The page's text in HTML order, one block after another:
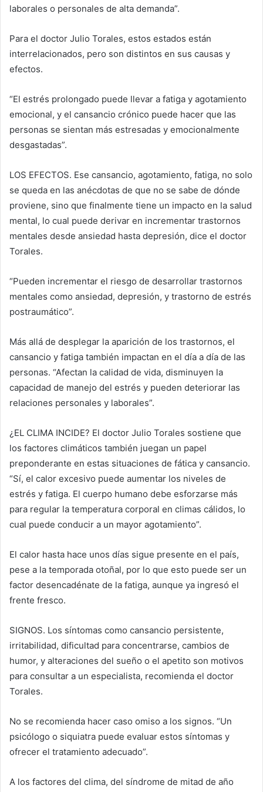
laborales o personales de alta demanda”.
Para el doctor Julio Torales, estos estados están
interrelacionados, pero son distintos en sus causas y
efectos.
“El estrés prolongado puede llevar a fatiga y agotamiento
emocional, y el cansancio crónico puede hacer que las
personas se sientan más estresadas y emocionalmente
desgastadas”.
LOS EFECTOS. Ese cansancio, agotamiento, fatiga, no solo
se queda en las anécdotas de que no se sabe de dónde
proviene, sino que finalmente tiene un impacto en la salud
mental, lo cual puede derivar en incrementar trastornos
mentales desde ansiedad hasta depresión, dice el doctor
Torales.
“Pueden incrementar el riesgo de desarrollar trastornos
mentales como ansiedad, depresión, y trastorno de estrés
postraumático”.
Más allá de desplegar la aparición de los trastornos, el
cansancio y fatiga también impactan en el día a día de las
personas. “Afectan la calidad de vida, disminuyen la
capacidad de manejo del estrés y pueden deteriorar las
relaciones personales y laborales”.
¿EL CLIMA INCIDE? El doctor Julio Torales sostiene que
los factores climáticos también juegan un papel
preponderante en estas situaciones de fática y cansancio.
“Sí, el calor excesivo puede aumentar los niveles de
estrés y fatiga. El cuerpo humano debe esforzarse más
para regular la temperatura corporal en climas cálidos, lo
cual puede conducir a un mayor agotamiento”.
El calor hasta hace unos días sigue presente en el país,
pese a la temporada otoñal, por lo que esto puede ser un
factor desencadénate de la fatiga, aunque ya ingresó el
frente fresco.
SIGNOS. Los síntomas como cansancio persistente,
irritabilidad, dificultad para concentrarse, cambios de
humor, y alteraciones del sueño o el apetito son motivos
para consultar a un especialista, recomienda el doctor
Torales.
No se recomienda hacer caso omiso a los signos. “Un
psicólogo o siquiatra puede evaluar estos síntomas y
ofrecer el tratamiento adecuado”.
A los factores del clima, del síndrome de mitad de año